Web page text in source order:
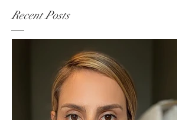
Recent Posts